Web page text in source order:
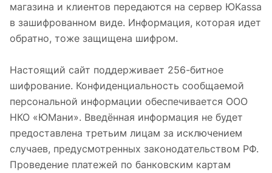
магазина и клиентов передаются на сервер ЮKassa
в зашифрованном виде. Информация, которая идет
обратно, тоже защищена шифром.
Настоящий сайт поддерживает 256-битное
шифрование. Конфиденциальность сообщаемой
персональной информации обеспечивается ООО
НКО «ЮМани». Введённая информация не будет
предоставлена третьим лицам за исключением
случаев, предусмотренных законодательством РФ.
Проведение платежей по банковским картам